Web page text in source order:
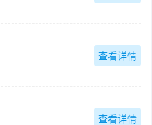
查看详情
查看详情